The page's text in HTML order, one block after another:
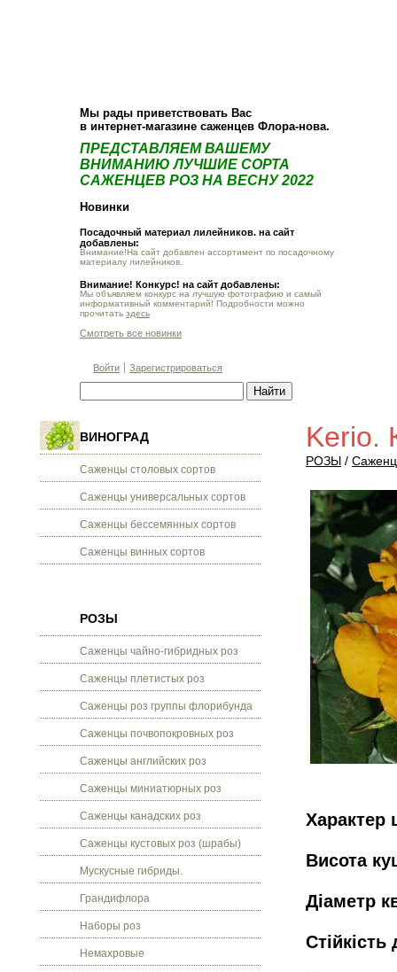
Мы рады приветствовать Вас
в интернет-магазине саженцев Флора-нова.
ПРЕДСТАВЛЯЕМ ВАШЕМУ
ВНИМАНИЮ ЛУЧШИЕ СОРТА
САЖЕНЦЕВ РОЗ НА ВЕСНУ 2022
Новинки
Посадочный материал лилейников. на сайт
добавлены:
Внимание!На сайт добавлен ассортимент по посадочному
материалу лилейников.
Внимание! Конкурс! на сайт добавлены:
Мы объявляем конкурс на лучшую фотографию и самый
информативный комментарий! Подробности можно
прочитать здесь
Смотреть все новинки
Войти Зарегистрироваться
ВИНОГРАД
Саженцы столовых сортов
Саженцы универсальных сортов
Саженцы бессемянных сортов
Саженцы винных сортов
РОЗЫ
Саженцы чайно-гибридных роз
Саженцы плетистых роз
Саженцы роз группы флорибунда
Саженцы почвопокровных роз
Саженцы английских роз
Саженцы миниатюрных роз
Саженцы канадских роз
Саженцы кустовых роз (шрабы)
Мускусные гибриды.
Грандифлора
Наборы роз
Немахровые
Kerio.
РОЗЫ /
Характер
Висота
Діаметр